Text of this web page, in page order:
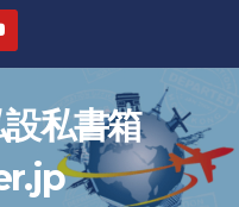
私書箱